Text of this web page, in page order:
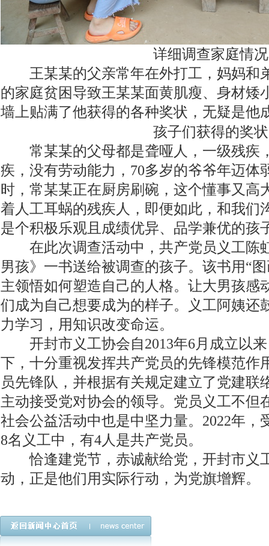
详细调查家庭情况
王某某的父亲常年在外打工，妈妈和
的家庭贫困导致王某某面黄肌瘦、身材矮
墙上贴满了他获得的各种奖状，无疑是他
孩子们获得的奖状
常某某的父母都是聋哑人，一级残疾
疾，没有劳动能力，70多岁的爷爷年迈体
时，常某某正在厨房刷碗，这个懂事又高
着人工耳蜗的残疾人，即便如此，和我们
是个积极乐观且成绩优异、品学兼优的孩
在此次调查活动中，共产党员义工陈
男孩》一书送给被调查的孩子。该书用“
主领悟如何塑造自己的人格。让大男孩感
们成为自己想要成为的样子。义工阿姨还
力学习，用知识改变命运。
开封市义工协会自2013年6月成立以来
下，十分重视发挥共产党员的先锋模范作
员先锋队，并根据有关规定建立了党建联
主动接受党对协会的领导。党员义工不但
社会公益活动中也是中坚力量。2022年，
8名义工中，有4人是共产党员。
恰逢建党节，赤诚献给党，开封市义
动，正是他们用实际行动，为党旗增辉。